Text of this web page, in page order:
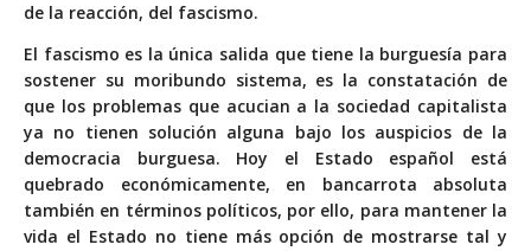
de la reacción, del fascismo.
El fascismo es la única salida que tiene la burguesía para
sostener su moribundo sistema, es la constatación de
que los problemas que acucian a la sociedad capitalista
ya no tienen solución alguna bajo los auspicios de la
democracia burguesa. Hoy el Estado español está
quebrado económicamente, en bancarrota absoluta
también en términos políticos, por ello, para mantener la
vida el Estado no tiene más opción de mostrarse tal y